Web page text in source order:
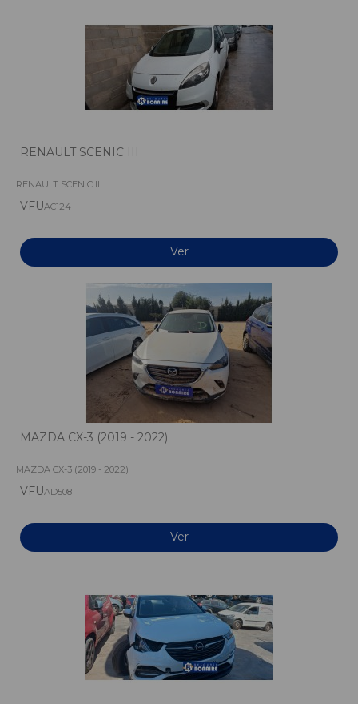
RENAULT SCENIC III
RENAULT SCENIC III
VFUAC124
Ver
MAZDA CX-3 (2019 - 2022)
MAZDA CX-3 (2019 - 2022)
VFUAD508
Ver